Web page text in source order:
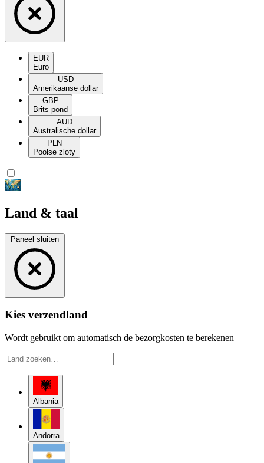
EUR
Euro
USD
Amerikaanse dollar
GBP
Brits pond
AUD
Australische dollar
PLN
Poolse zloty
Land & taal
Paneel sluiten
Kies verzendland
Wordt gebruikt om automatisch de bezorgkosten te berekenen
Albania
Andorra